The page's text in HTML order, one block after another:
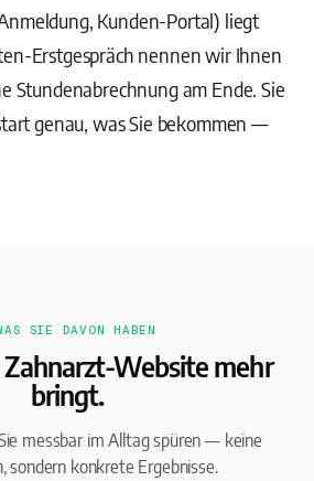
Kunden-Portal) liegt
Erstgespräch nennen wir Ihnen
Stundenabrechnung am Ende. Sie
genau, was Sie bekommen —
SIE DAVON HABEN
Website mehr
bringt.
messbar im Alltag spüren — keine
sondern konkrete Ergebnisse.